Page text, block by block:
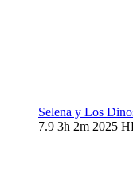
Selena y Los
7.9 3h 2m 2025